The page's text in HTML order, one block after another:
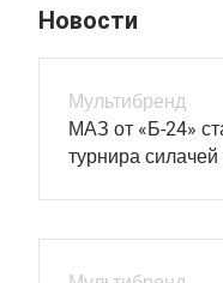
Новости
Мультибренд
МАЗ от «Б-24»
турнира